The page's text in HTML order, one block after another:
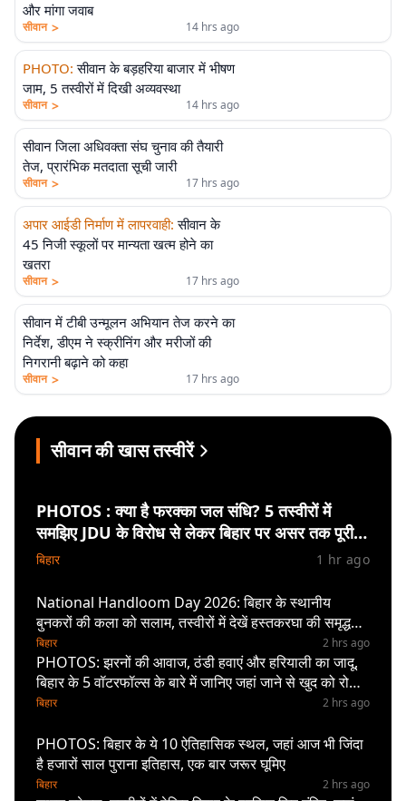
और मांगा जवाब
सीवान > 14 hrs ago
PHOTO: सीवान के बड़हरिया बाजार में भीषण
जाम, 5 तस्वीरों में दिखी अव्यवस्था
सीवान > 14 hrs ago
सीवान जिला अधिवक्ता संघ चुनाव की तैयारी
तेज, प्रारंभिक मतदाता सूची जारी
सीवान > 17 hrs ago
अपार आईडी निर्माण में लापरवाही: सीवान के
45 निजी स्कूलों पर मान्यता खत्म होने का
खतरा
सीवान > 17 hrs ago
सीवान में टीबी उन्मूलन अभियान तेज करने का
निर्देश, डीएम ने स्क्रीनिंग और मरीजों की
निगरानी बढ़ाने को कहा
सीवान > 17 hrs ago
सीवान की खास तस्वीरें
PHOTOS : क्या है फरक्का जल संधि? 5 तस्वीरों में
समझिए JDU के विरोध से लेकर बिहार पर असर तक पूरी
कहानी
बिहार 1 hr ago
National Handloom Day 2026: बिहार के स्थानीय
बुनकरों की कला को सलाम, तस्वीरों में देखें हस्तकरघा की समृद्ध
परंपरा
बिहार 2 hrs ago
PHOTOS: झरनों की आवाज, ठंडी हवाएं और हरियाली का जादू,
बिहार के 5 वॉटरफॉल्स के बारे में जानिए जहां जाने से खुद को रोक
नहीं पायेंगे
बिहार 2 hrs ago
PHOTOS: बिहार के ये 10 ऐतिहासिक स्थल, जहां आज भी जिंदा
है हजारों साल पुराना इतिहास, एक बार जरूर घूमिए
बिहार 2 hrs ago